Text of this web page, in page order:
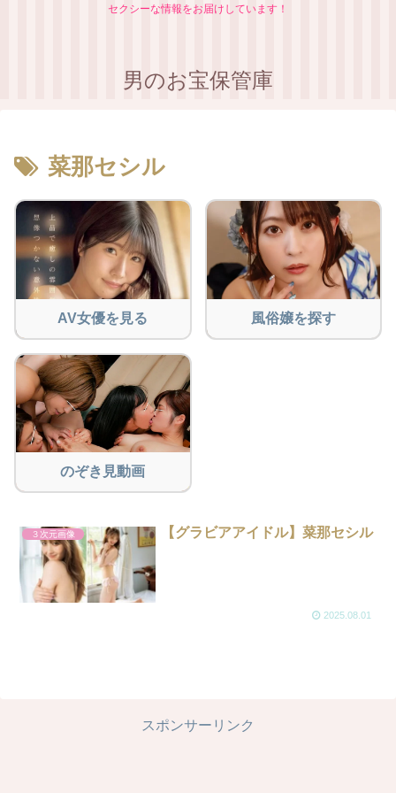
セクシーな情報をお届けしています！
男のお宝保管庫
菜那セシル
AV女優を見る 風俗嬢を探す
のぞき見動画
３次元画像 【グラビアアイドル】菜那セシル
2025.08.01
スポンサーリンク